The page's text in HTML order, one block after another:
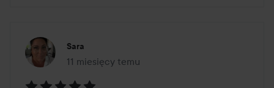
Sara
11 miesięcy temu
Post został utworzony 11 miesięcy temu